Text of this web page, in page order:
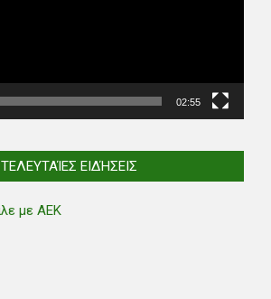
02:55
ΤΕΛΕΥΤΑΊΕΣ ΕΙΔΉΣΕΙΣ